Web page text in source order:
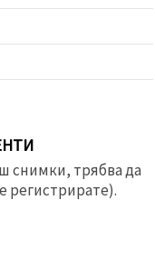
снимки, трябва да
регистрирате).